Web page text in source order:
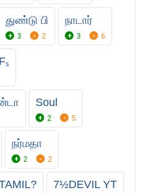
துண்டு பி
3 2
நாடார்
3 6
Soul
2 5
நர்மதா
2 2
7½DEVIL YT